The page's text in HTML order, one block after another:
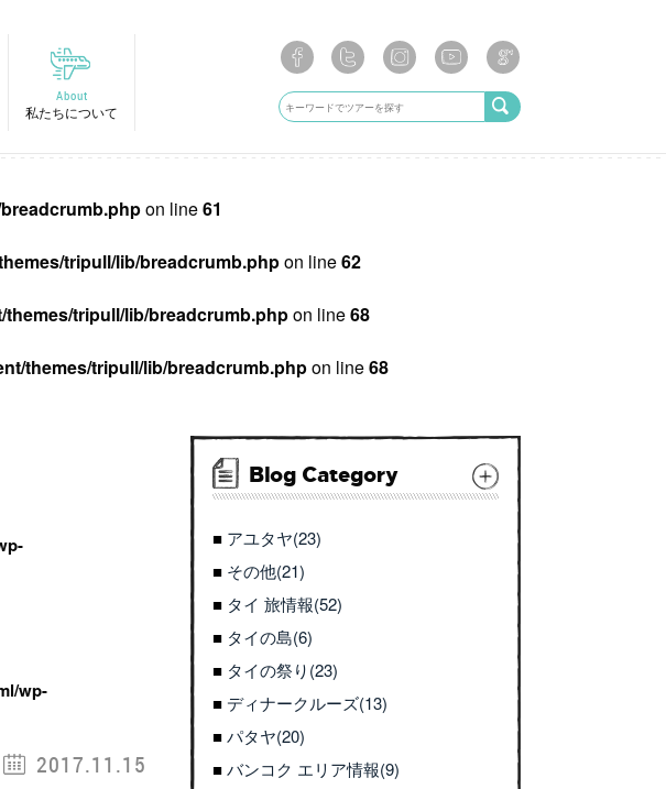
About
私たちについて
on line61
tripull/lib/breadcrumb.phpon line62
tripull/lib/breadcrumb.phpon line68
themes/tripull/lib/breadcrumb.phpon line68
wp-
2017.11.15
Blog Category
アユタヤ(23)
その他(21)
タイ 旅情報(52)
タイの島(6)
タイの祭り(23)
ディナークルーズ(13)
パタヤ(20)
バンコク エリア情報(9)